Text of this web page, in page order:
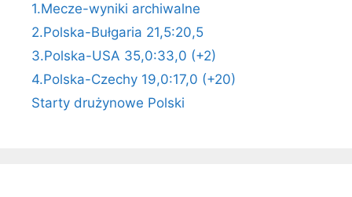
1.Mecze-wyniki archiwalne
2.Polska-Bułgaria 21,5:20,5
3.Polska-USA 35,0:33,0 (+2)
4.Polska-Czechy 19,0:17,0 (+20)
Starty drużynowe Polski